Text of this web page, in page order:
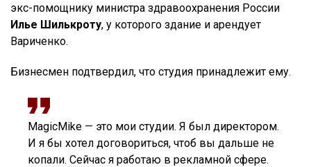
экс-помощнику министра здравоохранения России
Илье Шилькроту, у которого здание и арендует
Вариченко.
Бизнесмен подтвердил, что студия принадлежит ему.
MagicMike — это мои студии. Я был директором.
И я бы хотел договориться, чтоб вы дальше не
копали. Сейчас я работаю в рекламной сфере.